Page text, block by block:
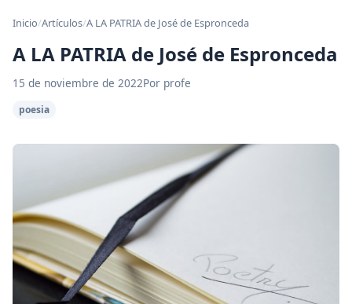
Inicio/Artículos/A LA PATRIA de José de Espronceda
A LA PATRIA de José de Espronceda
15 de noviembre de 2022Por profe
poesia